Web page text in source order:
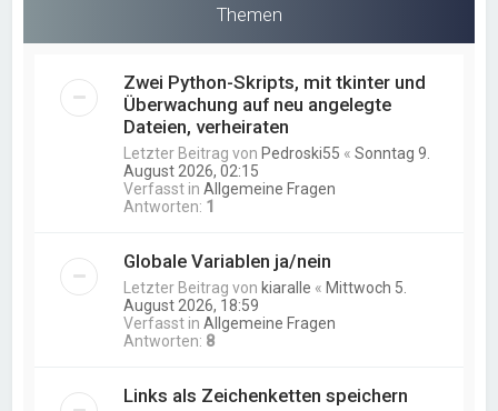
Themen
Zwei Python-Skripts, mit tkinter und
Überwachung auf neu angelegte
Dateien, verheiraten
Letzter Beitrag von Pedroski55 «Sonntag 9.
August 2026, 02:15
Verfasst inAllgemeine Fragen
Antworten: 1
Globale Variablen ja/nein
Letzter Beitrag von kiaralle « Mittwoch 5.
August 2026, 18:59
Verfasst inAllgemeine Fragen
Antworten: 8
Links als Zeichenketten speichern